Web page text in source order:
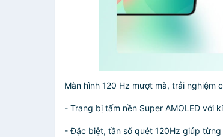
Màn hình 120 Hz mượt mà, trải nghiệm
- Trang bị tấm nền Super AMOLED với
- Đặc biệt, tần số quét 120Hz giúp